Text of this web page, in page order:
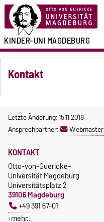
KINDER-UNIMAGDEBURG
Kontakt
Letzte Änderung: 15.11.2018
Ansprechpartner:
Webmaster
KONTAKT
Otto-von-Guericke-
Universität Magdeburg
Universitätsplatz 2
39106 Magdeburg
+49 391 67-01
mehr…